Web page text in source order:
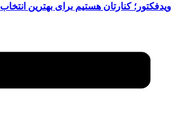
ویدفکتور؛ کنارتان هستیم برای بهترین انتخاب